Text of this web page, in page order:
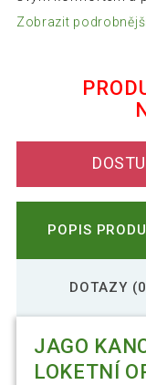
Zobrazit
POPIS
DOTAZY
JAGO
LOKETNÍ